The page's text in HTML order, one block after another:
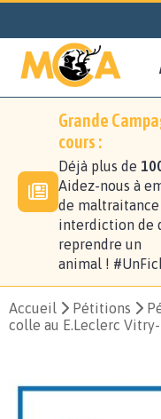
Grande
cours :
Déjà plus de
Aidez-nous à
de
interdiction de
reprendre un
animal !
Accueil Pétitions
colle au E.Leclerc